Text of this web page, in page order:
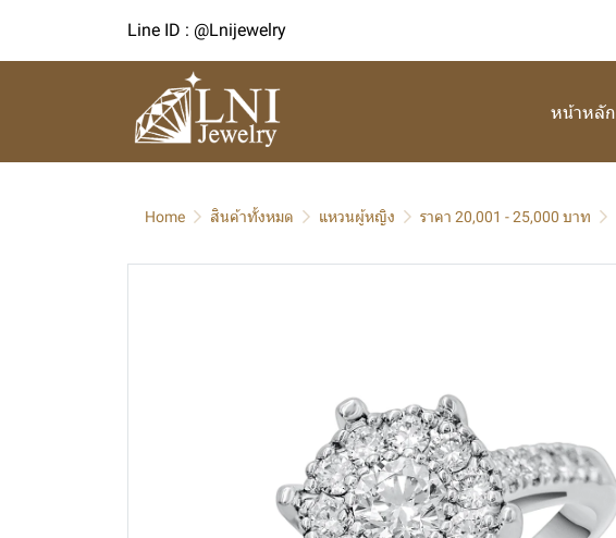
Line ID : @Lnijewelry
หน้าหลัก
Home สินค้าทั้งหมด แหวนผู้หญิง ราคา 20,001 - 25,000 บาท